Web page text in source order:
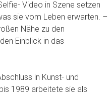
Video in Szene setzen
sie vom Leben erwarten. –
Nähe zu den
Einblick in das
in Kunst- und
1989 arbeitete sie als